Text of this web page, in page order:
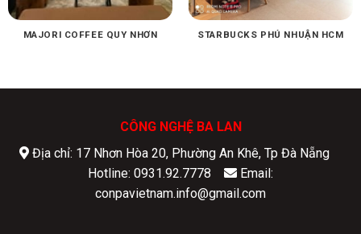
MAJORI COFFEE QUY NHƠN STARBUCKS PHÚ NHUẬN HCM
CÔNG NGHỆ BA LAN
Địa chỉ: 17 Nhơn Hòa 20, Phường An Khê, Tp Đà Nẵng
Hotline: 0931.92.7778
Email:
conpavietnam.info@gmail.com